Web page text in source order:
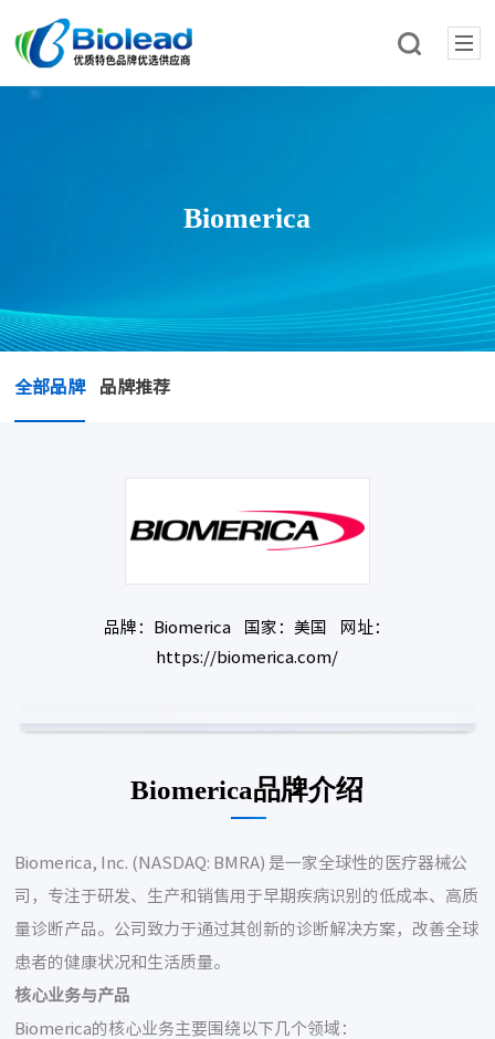
Biomerica
全部品牌 品牌推荐
品牌：Biomerica 国家：美国 网址：
https://biomerica.com/
Biomerica品牌介绍
Biomerica, Inc. (NASDAQ: BMRA) 是一家全球性的医疗器械公
司，专注于研发、生产和销售用于早期疾病识别的低成本、高质
量诊断产品。公司致力于通过其创新的诊断解决方案，改善全球
患者的健康状况和生活质量。
核心业务与产品
Biomerica的核心业务主要围绕以下几个领域：